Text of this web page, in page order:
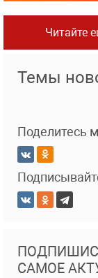
Читайте
Темы
Поделитесь
САМОЕ